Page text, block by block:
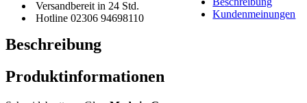
Versandbereit in 24 Std.
Hotline 02306 94698110
Kundenmeinungen
Beschreibung
Produktinformationen